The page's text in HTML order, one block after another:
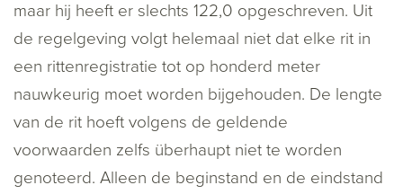
maar hij heeft er slechts 122,0 opgeschreven. Uit
de regelgeving volgt helemaal niet dat elke rit in
een rittenregistratie tot op honderd meter
nauwkeurig moet worden bijgehouden. De lengte
van de rit hoeft volgens de geldende
voorwaarden zelfs überhaupt niet te worden
genoteerd. Alleen de beginstand en de eindstand